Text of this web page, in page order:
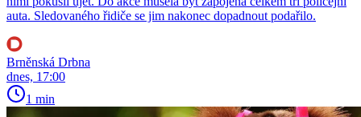
auta. Sledovaného řidiče se jim nakonec dopadnout podařilo.
Brněnská Drbna
dnes, 17:00
1 min